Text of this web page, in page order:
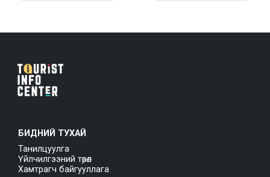
БИДНИЙ ТУХАЙ
Танилцуулга
Үйлчилгээний төрөл
Хамтрагч байгууллага